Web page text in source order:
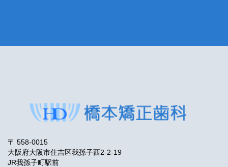
〒 558-0015
大阪府大阪市住吉区我孫子西2-2-19
JR我孫子町駅前